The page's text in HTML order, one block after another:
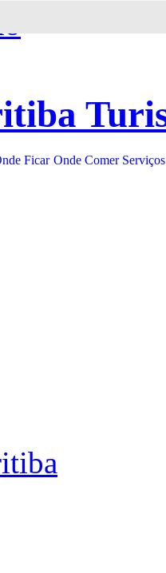
Ficar Onde Comer Serviços